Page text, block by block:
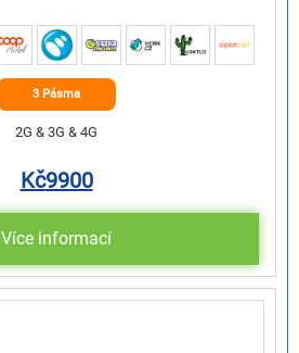
3 Pásma
2G & 3G & 4G
Kč9900
Více informací